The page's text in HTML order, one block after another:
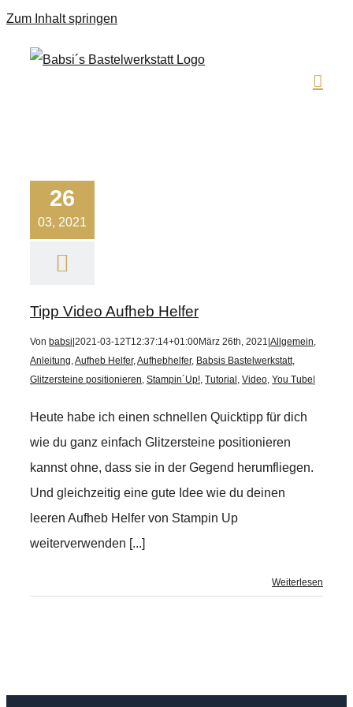
Zum Inhalt springen
26
03, 2021
Tipp Video Aufheb Helfer
Von babsi 2021-03-12T12:37:14+01:00März 26th, 2021 Allgemein,
Anleitung,Aufheb Helfer,Aufhebhelfer, Babsis Bastelwerkstatt,
Glitzersteine positionieren, Stampin´Up!, Tutorial , Video, You Tube
Heute habe ich einen schnellen Quicktipp für dich
wie du ganz einfach Glitzersteine positionieren
kannst ohne, dass sie in der Gegend herumfliegen.
Und gleichzeitig eine gute Idee wie du deinen
leeren Aufheb Helfer von Stampin Up
weiterverwenden [...]
Weiterlesen